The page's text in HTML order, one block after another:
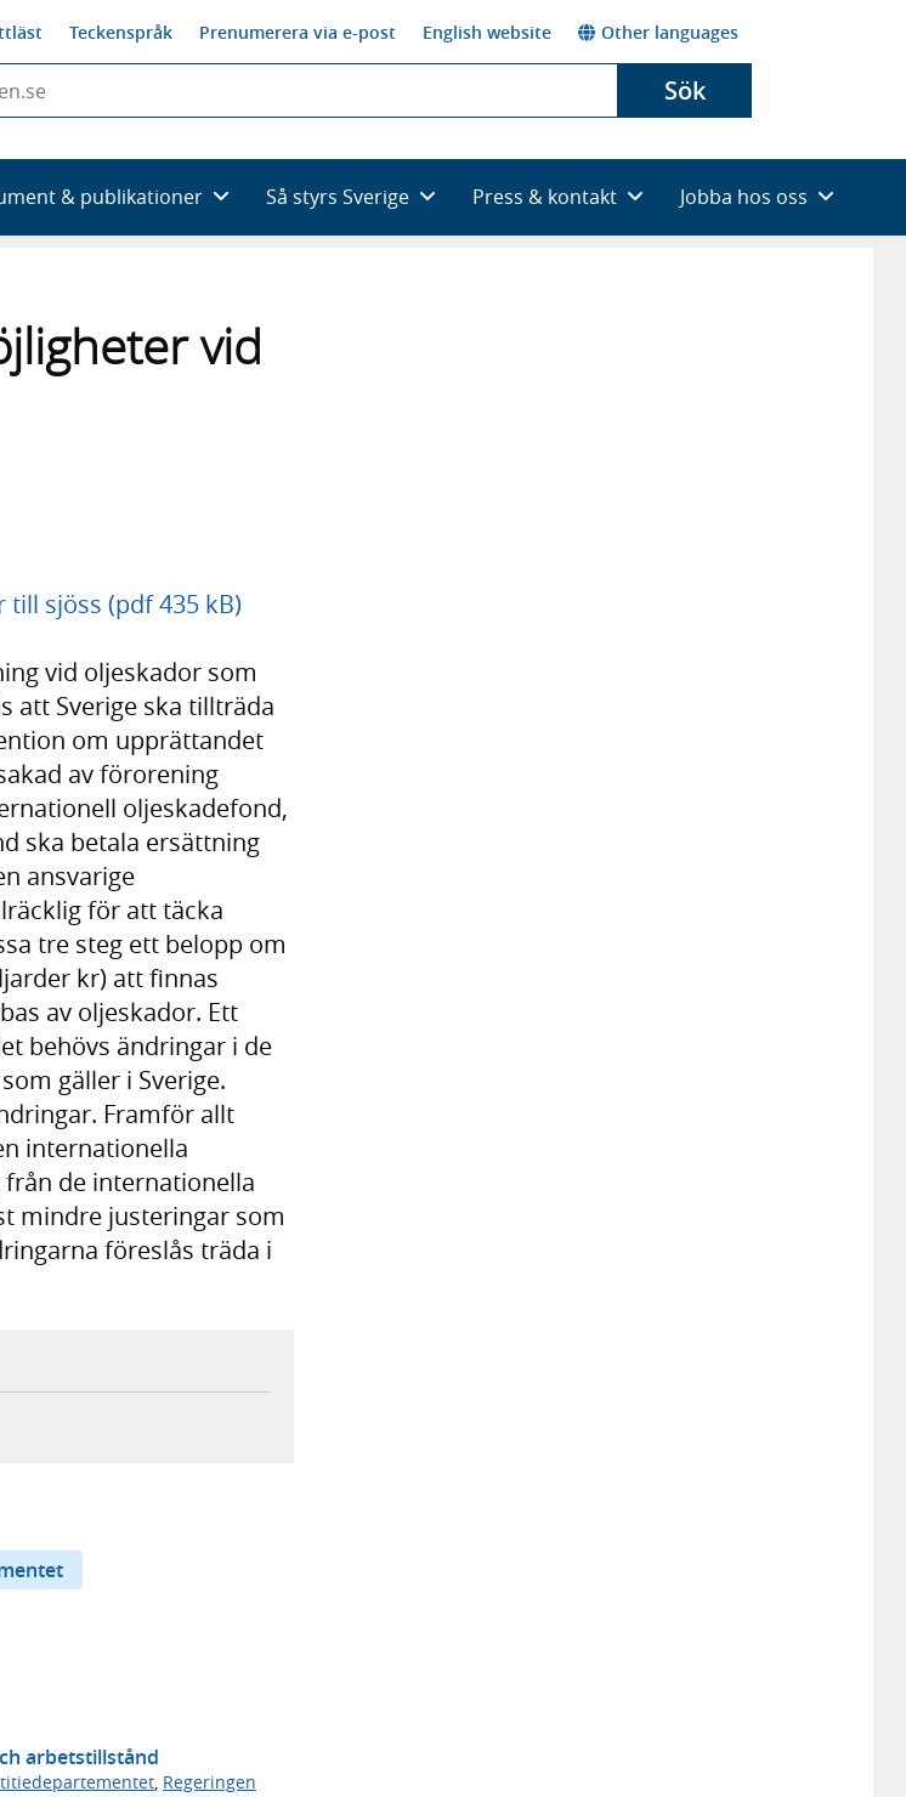
Teckenspråk Prenumerera via e-post English website Other languages
Sök
& publikationer Så styrs Sverige Press & kontakt Jobba hos oss
vid
sjöss (pdf 435 kB)
vid oljeskador som
att Sverige ska tillträda
om upprättandet
av förorening
oljeskadefond,
ska betala ersättning
ansvarige
för att täcka
tre steg ett belopp om
kr) att finnas
av oljeskador. Ett
behövs ändringar i de
gäller i Sverige.
Framför allt
internationella
de internationella
mindre justeringar som
föreslås träda i
arbetstillstånd
, Regeringen